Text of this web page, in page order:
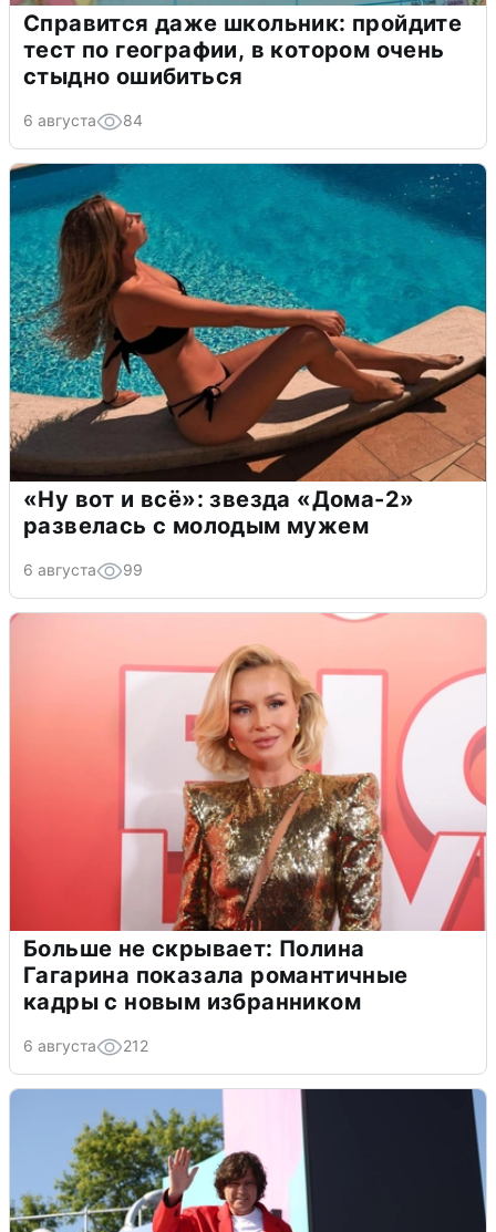
Справится даже школьник: пройдите
тест по географии, в котором очень
стыдно ошибиться
6 августа 84
«Ну вот и всё»: звезда «Дома-2»
развелась с молодым мужем
6 августа 99
Больше не скрывает: Полина
Гагарина показала романтичные
кадры с новым избранником
6 августа 212